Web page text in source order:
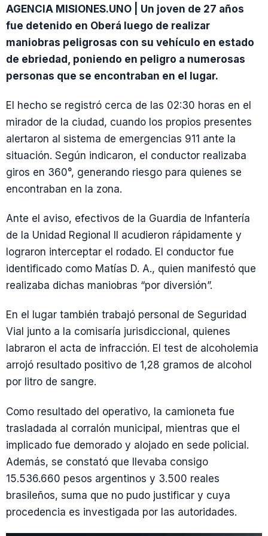
AGENCIA MISIONES.UNO | Un joven de 27 años
fue detenido en Oberá luego de realizar
maniobras peligrosas con su vehículo en estado
de ebriedad, poniendo en peligro a numerosas
personas que se encontraban en el lugar.
El hecho se registró cerca de las 02:30 horas en el
mirador de la ciudad, cuando los propios presentes
alertaron al sistema de emergencias 911 ante la
situación. Según indicaron, el conductor realizaba
giros en 360°, generando riesgo para quienes se
encontraban en la zona.
Ante el aviso, efectivos de la Guardia de Infantería
de la Unidad Regional II acudieron rápidamente y
lograron interceptar el rodado. El conductor fue
identificado como Matías D. A., quien manifestó que
realizaba dichas maniobras “por diversión”.
En el lugar también trabajó personal de Seguridad
Vial junto a la comisaría jurisdiccional, quienes
labraron el acta de infracción. El test de alcoholemia
arrojó resultado positivo de 1,28 gramos de alcohol
por litro de sangre.
Como resultado del operativo, la camioneta fue
trasladada al corralón municipal, mientras que el
implicado fue demorado y alojado en sede policial.
Además, se constató que llevaba consigo
15.536.660 pesos argentinos y 3.500 reales
brasileños, suma que no pudo justificar y cuya
procedencia es investigada por las autoridades.